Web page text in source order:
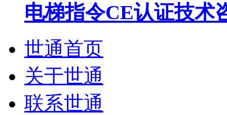
电梯指令CE认证技术
世通首页
关于世通
联系世通